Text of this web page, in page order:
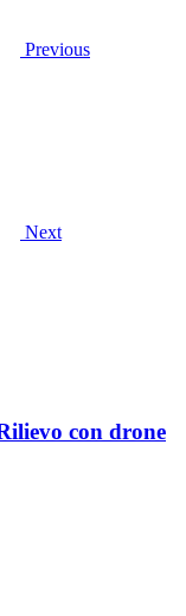
Previous
Next
con drone